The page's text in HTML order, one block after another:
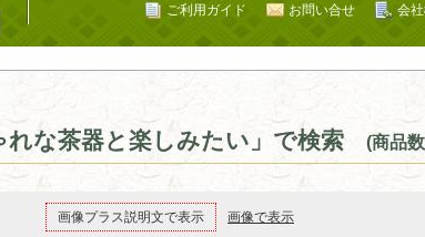
会
お問い合せ
ご利用ガイド
れな茶器と楽しみたい」で検索 (商品
画像プラス説明文で表示 画像で表示